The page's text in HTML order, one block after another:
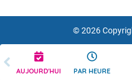
AUJOURD'HUI PAR HEURE
© 2026